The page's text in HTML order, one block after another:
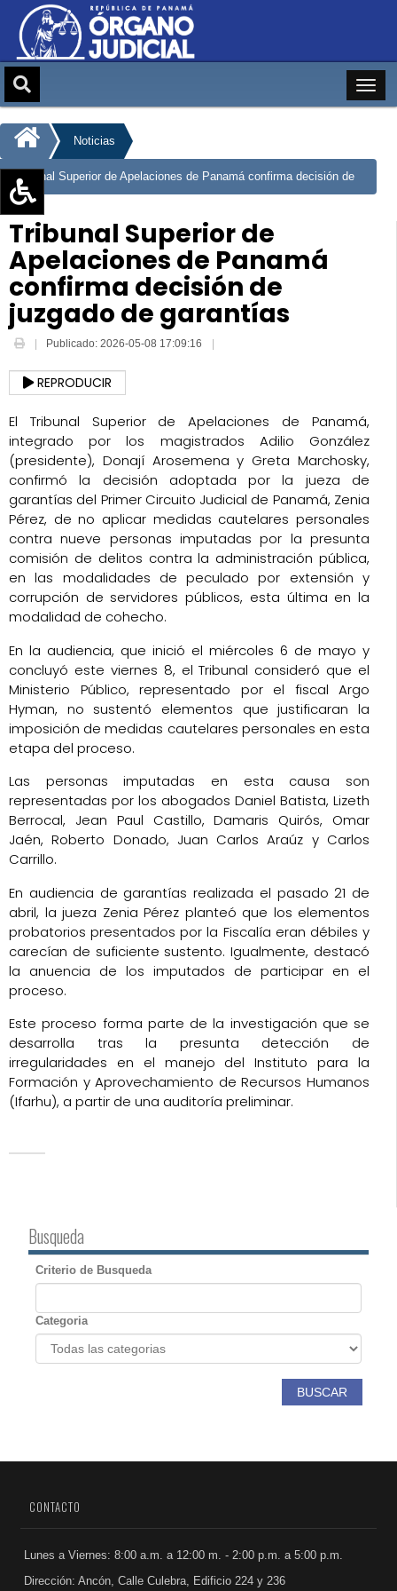
Aumentar texto (+)
Reducir texto (-)
Restablecer texto
Escala de Brillo
Escala de grises
Noticias
Tribunal Superior de Apelaciones de Panamá confirma decisión de
Tribunal Superior de
Apelaciones de Panamá
confirma decisión de
juzgado de garantías
Publicado: 2026-05-08 17:09:16
REPRODUCIR
El Tribunal Superior de Apelaciones de Panamá,
integrado por los magistrados Adilio González
(presidente), Donají Arosemena y Greta Marchosky,
confirmó la decisión adoptada por la jueza de
garantías del Primer Circuito Judicial de Panamá, Zenia
Pérez, de no aplicar medidas cautelares personales
contra nueve personas imputadas por la presunta
comisión de delitos contra la administración pública,
en las modalidades de peculado por extensión y
corrupción de servidores públicos, esta última en la
modalidad de cohecho.
En la audiencia, que inició el miércoles 6 de mayo y
concluyó este viernes 8, el Tribunal consideró que el
Ministerio Público, representado por el fiscal Argo
Hyman, no sustentó elementos que justificaran la
imposición de medidas cautelares personales en esta
etapa del proceso.
Las personas imputadas en esta causa son
representadas por los abogados Daniel Batista, Lizeth
Berrocal, Jean Paul Castillo, Damaris Quirós, Omar
Jaén, Roberto Donado, Juan Carlos Araúz y Carlos
Carrillo.
En audiencia de garantías realizada el pasado 21 de
abril, la jueza Zenia Pérez planteó que los elementos
probatorios presentados por la Fiscalía eran débiles y
carecían de suficiente sustento. Igualmente, destacó
la anuencia de los imputados de participar en el
proceso.
Este proceso forma parte de la investigación que se
desarrolla tras la presunta detección de
irregularidades en el manejo del Instituto para la
Formación y Aprovechamiento de Recursos Humanos
(Ifarhu), a partir de una auditoría preliminar.
Busqueda
Criterio de Busqueda
Categoria
BUSCAR
CONTACTO
Lunes a Viernes: 8:00 a.m. a 12:00 m. - 2:00 p.m. a 5:00 p.m.
Dirección: Ancón, Calle Culebra, Edificio 224 y 236